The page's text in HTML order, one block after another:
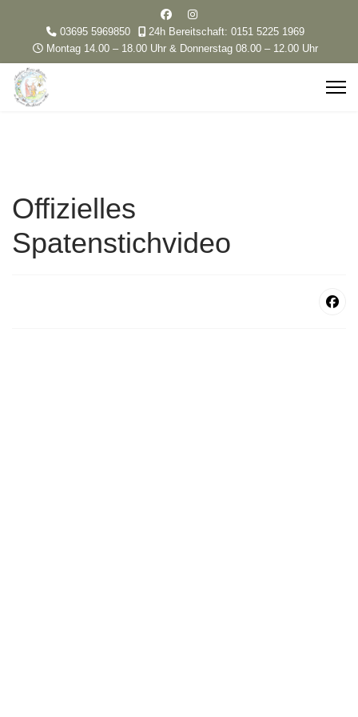
03695 5969850
24h Bereitschaft: 0151 5225 1969
Montag 14.00 – 18.00 Uhr & Donnerstag 08.00 – 12.00 Uhr
Offizielles
Spatenstichvideo